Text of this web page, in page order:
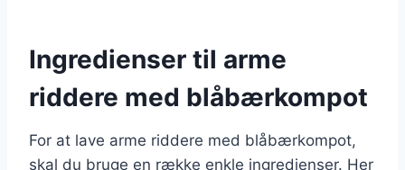
Ingredienser til arme
riddere med blåbærkompot
For at lave arme riddere med blåbærkompot,
skal du bruge en række enkle ingredienser. Her